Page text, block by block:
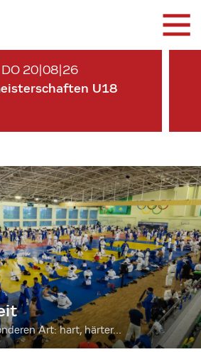
DO 20|08|26
U18
Art: hart, härter...